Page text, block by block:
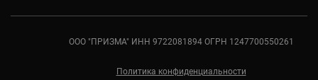
Ремонт кондиционеров Bosch
Санкт-Петербург
ООО "ПРИЗМА" ИНН 9722081894 ОГРН 1247700550261
Политика конфиденциальности